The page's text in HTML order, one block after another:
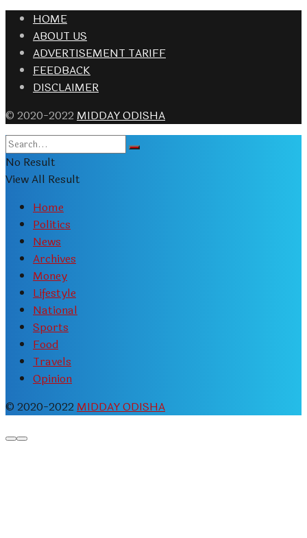
HOME
ABOUT US
ADVERTISEMENT TARIFF
FEEDBACK
DISCLAIMER
© 2020-2022 MIDDAY ODISHA
No Result
View All Result
Home
Politics
News
Archives
Money
Lifestyle
National
Sports
Food
Travels
Opinion
© 2020-2022 MIDDAY ODISHA